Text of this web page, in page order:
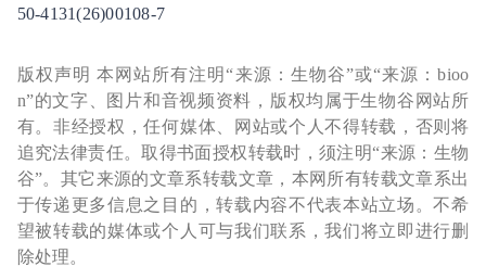
50-4131(26)00108-7
版权声明 本网站所有注明“来源：生物谷”或“来源：bioo
n”的文字、图片和音视频资料，版权均属于生物谷网站所
有。非经授权，任何媒体、网站或个人不得转载，否则将
追究法律责任。取得书面授权转载时，须注明“来源：生物
谷”。其它来源的文章系转载文章，本网所有转载文章系出
于传递更多信息之目的，转载内容不代表本站立场。不希
望被转载的媒体或个人可与我们联系，我们将立即进行删
除处理。